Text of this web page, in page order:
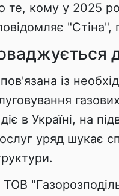
те, кому у 2025
із
в Україні, на
уряд шукає
ТОВ